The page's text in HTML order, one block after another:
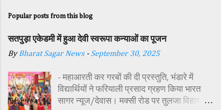
Popular posts from this blog
सतपुड़ा एकेडमी में हुआ देवी स्वरूपा कन्याओं का पूजन
ByBharat Sagar News - September 30, 2025
- महाआरती कर गरबों की दी प्रस्तुति, भंडारे में
विद्यार्थियों ने फरियाली प्रसाद ग्रहण किया भारत
सागर न्यूज/देवास। मक्सी रोड पर तुलजा विहार